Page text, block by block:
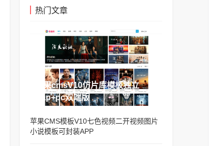
热门文章
苹果cmsV10仿片库模板独立
wap+pc双端版
苹果CMS模板V10七色视频二开视频图片
小说模板可封装APP